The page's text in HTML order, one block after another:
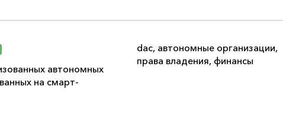
автономных
на смарт-
dac, автономные организации,
права владения, финансы